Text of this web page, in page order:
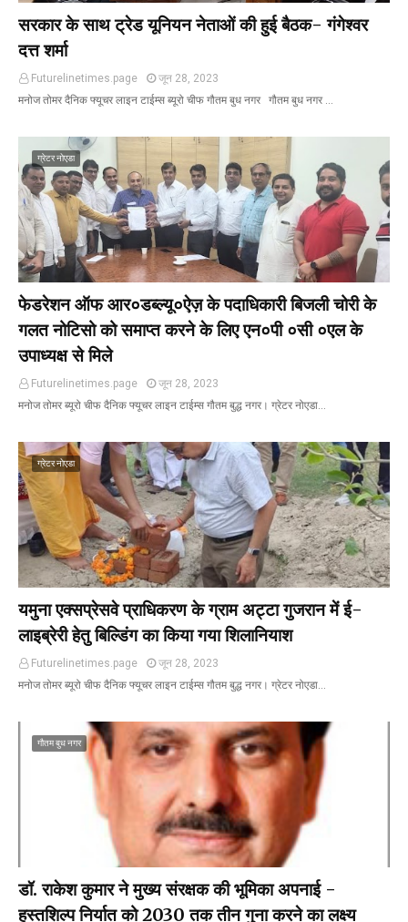
सरकार के साथ ट्रेड यूनियन नेताओं की हुई बैठक- गंगेश्वर
दत्त शर्मा
Futurelinetimes.page
जून 28, 2023
मनोज तोमर दैनिक फ्यूचर लाइन टाईम्स ब्यूरो चीफ गौतम बुध नगर गौतम बुध नगर …
ग्रेटर नोएडा
फेडरेशन ऑफ आर०डब्ल्यू०ऐज़ के पदाधिकारी बिजली चोरी के
गलत नोटिसो को समाप्त करने के लिए एन०पी ०सी ०एल के
उपाध्यक्ष से मिले
Futurelinetimes.page
जून 28, 2023
मनोज तोमर ब्यूरो चीफ दैनिक फ्यूचर लाइन टाईम्स गौतम बुद्ध नगर। ग्रेटर नोएडा…
ग्रेटर नोएडा
यमुना एक्सप्रेसवे प्राधिकरण के ग्राम अट्टा गुजरान में ई-
लाइब्रेरी हेतु बिल्डिंग का किया गया शिलानियाश
Futurelinetimes.page
जून 28, 2023
मनोज तोमर ब्यूरो चीफ दैनिक फ्यूचर लाइन टाईम्स गौतम बुद्ध नगर। ग्रेटर नोएडा…
गौतम बुध नगर
डॉ. राकेश कुमार ने मुख्य संरक्षक की भूमिका अपनाई -
हस्तशिल्प निर्यात को 2030 तक तीन गुना करने का लक्ष्य